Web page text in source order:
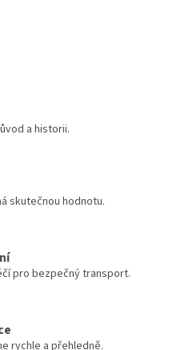
a historii.
skutečnou hodnotu.
pro bezpečný transport.
rychle a přehledně.